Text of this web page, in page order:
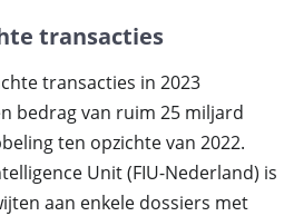
transacties
transacties in 2023
bedrag van ruim 25 miljard
ten opzichte van 2022.
Unit (FIU-Nederland) is
aan enkele dossiers met